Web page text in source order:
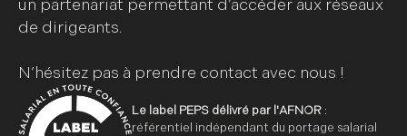
un partenariat permettant d’accéder aux réseaux
de dirigeants.
N’hésitez pas à prendre contact avec nous !
Le label PEPS délivré par l'AFNOR :
référentiel indépendant du portage salarial